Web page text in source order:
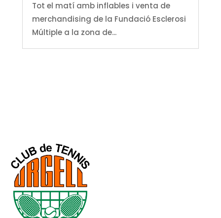
Tot el matí amb inflables i venta de
merchandising de la Fundació Esclerosi
Múltiple a la zona de...